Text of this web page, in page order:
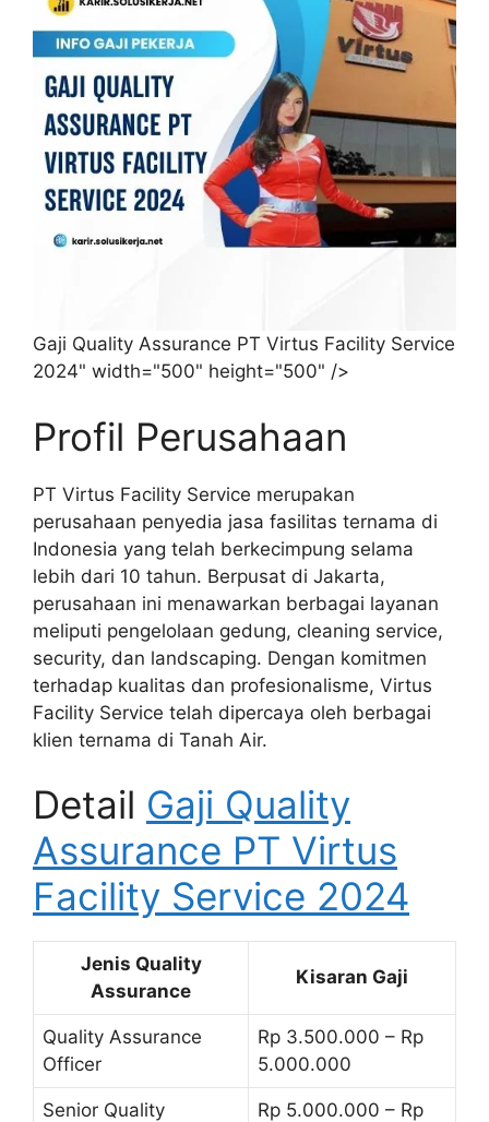
Gaji Quality Assurance PT Virtus Facility Service
2024" width="500" height="500" />
Profil Perusahaan
PT Virtus Facility Service merupakan
perusahaan penyedia jasa fasilitas ternama di
Indonesia yang telah berkecimpung selama
lebih dari 10 tahun. Berpusat di Jakarta,
perusahaan ini menawarkan berbagai layanan
meliputi pengelolaan gedung, cleaning service,
security, dan landscaping. Dengan komitmen
terhadap kualitas dan profesionalisme, Virtus
Facility Service telah dipercaya oleh berbagai
klien ternama di Tanah Air.
Detail Gaji Quality
Assurance PT Virtus
Facility Service 2024
Jenis Quality
Assurance
Kisaran Gaji
Quality Assurance
Officer
Rp 3.500.000 – Rp
5.000.000
Senior Quality
Rp 5.000.000 – Rp